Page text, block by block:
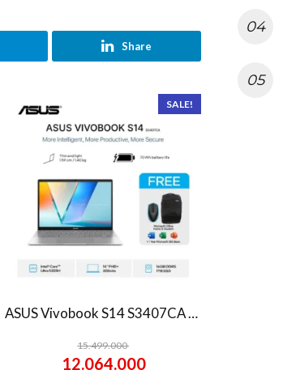
Share
SALE!
ASUS Vivobook S14 S3407CA Ultra 5 225H 1TB SSD 16GB WUXGA IPS Win11+OHS
15.499.000
12.064.000